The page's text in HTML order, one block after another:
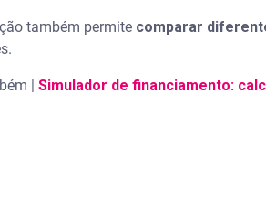
também permite comparar
| Simulador de financiamento: